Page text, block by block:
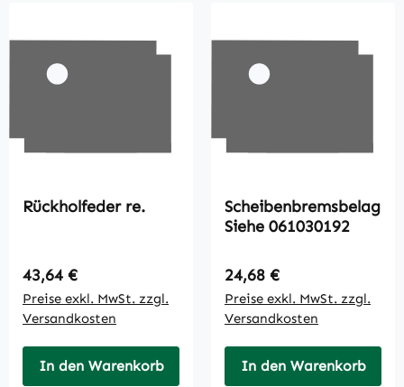
Rückholfeder re.
Regulärer Preis:
43,64 €
Preise exkl. MwSt. zzgl.
Versandkosten
In den Warenkorb
Scheibenbremsbelag
Siehe 061030192
Regulärer Preis:
24,68 €
Preise exkl. MwSt. zzgl.
Versandkosten
In den Warenkorb